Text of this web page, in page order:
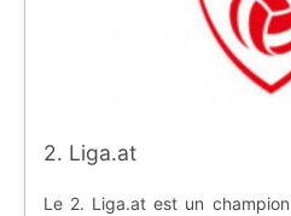
2. Liga.at
Le 2. Liga.at est un